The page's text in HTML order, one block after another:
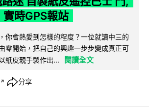
時GPS報站
你會熱愛到怎樣的程度？一位就讀中三的
零開始，把自己的興趣一步步變成真正可
紙皮親手製作出...
閱讀全文
↗ 分享